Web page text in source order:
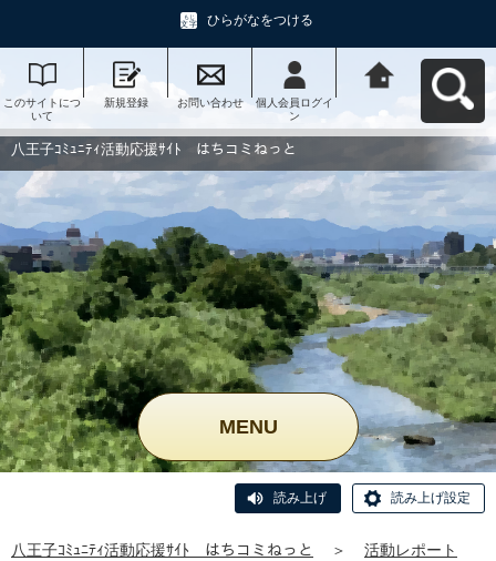
ひらがなをつける
このサイトにつ
いて
新規登録 お問い合わせ
個人会員ログイ
ン
動応援ｻｲﾄ はち
コミねっとへ戻
八王子ｺﾐｭﾆﾃｨ活動応援ｻｲﾄ はちコミねっと
MENU
読み上げ 読み上げ設定
八王子ｺﾐｭﾆﾃｨ活動応援ｻｲﾄ はちコミねっと ＞
活動レポート